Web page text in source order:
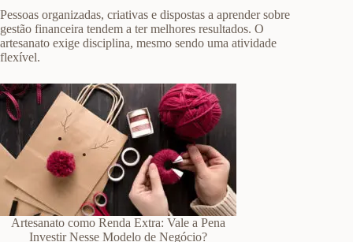
Pessoas organizadas, criativas e dispostas a aprender sobre
gestão financeira tendem a ter melhores resultados. O
artesanato exige disciplina, mesmo sendo uma atividade
flexível.
Artesanato como Renda Extra: Vale a Pena
Investir Nesse Modelo de Negócio?